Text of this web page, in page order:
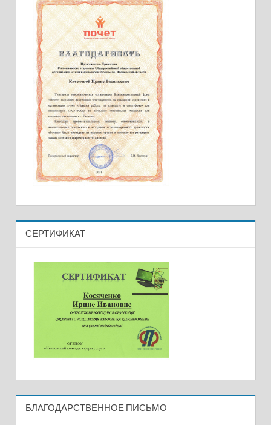
СЕРТИФИКАТ
БЛАГОДАРСТВЕННОЕ ПИСЬМО